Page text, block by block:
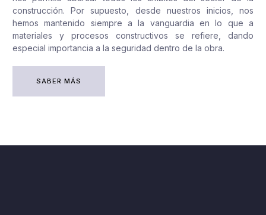
construcción. Por supuesto, desde nuestros inicios, nos
hemos mantenido siempre a la vanguardia en lo que a
materiales y procesos constructivos se refiere, dando
especial importancia a la seguridad dentro de la obra.
SABER MÁS